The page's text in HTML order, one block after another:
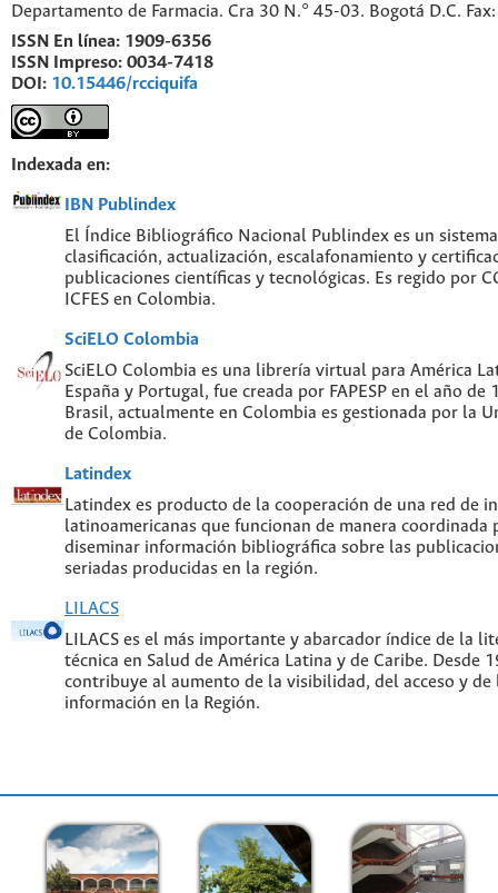
Departamento de Farmacia. Cra 30 N.° 45-03. Bogotá D.C.
ISSN En línea: 1909-6356
ISSN Impreso: 0034-7418
DOI: 10.15446/rcciquifa
Indexada en:
IBN Publindex
El Índice Bibliográfico Nacional Publindex es un
clasificación, actualización, escalafonamiento y
publicaciones científicas y tecnológicas. Es regido por
ICFES en Colombia.
SciELO Colombia
SciELO Colombia es una librería virtual para América
España y Portugal, fue creada por FAPESP en el año de
Brasil, actualmente en Colombia es gestionada por la
de Colombia.
Latindex
Latindex es producto de la cooperación de una red de
latinoamericanas que funcionan de manera coordinada
diseminar información bibliográfica sobre las
seriadas producidas en la región.
LILACS
LILACS es el más importante y abarcador índice de la
técnica en Salud de América Latina y de Caribe. Desde
contribuye al aumento de la visibilidad, del acceso y de
información en la Región.